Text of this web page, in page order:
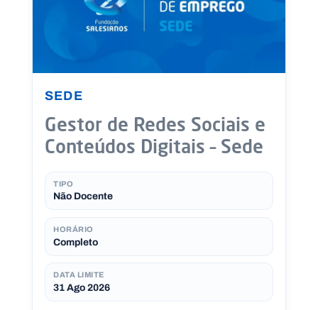
SEDE
Gestor de Redes Sociais e
Conteúdos Digitais – Sede
TIPO
Não Docente
HORÁRIO
Completo
DATA LIMITE
31 Ago 2026